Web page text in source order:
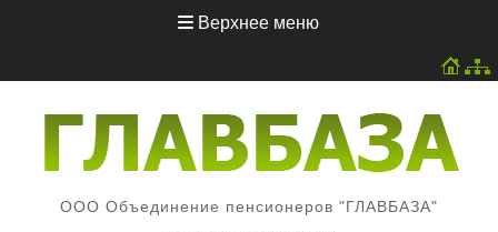
Верхнее меню
ООО Объединение пенсионеров "ГЛАВБАЗА"